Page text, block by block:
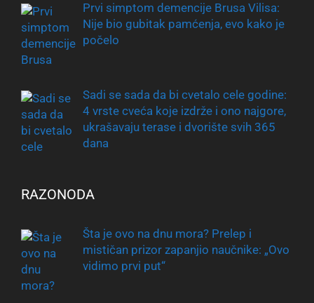
Prvi simptom demencije Brusa Vilisa:
Nije bio gubitak pamćenja, evo kako je
počelo
Sadi se sada da bi cvetalo cele godine:
4 vrste cveća koje izdrže i ono najgore,
ukrašavaju terase i dvorište svih 365
dana
RAZONODA
Šta je ovo na dnu mora? Prelep i
mističan prizor zapanjio naučnike: „Ovo
vidimo prvi put“